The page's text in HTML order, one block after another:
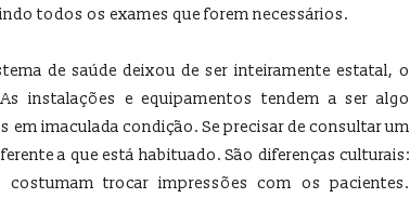
todos os exames que forem necessários.
de saúde deixou de ser inteiramente estatal, o
instalações e equipamentos tendem a ser algo
em imaculada condição. Se precisar de consultar um
a que está habituado. São diferenças culturais:
trocar impressões com os pacientes.